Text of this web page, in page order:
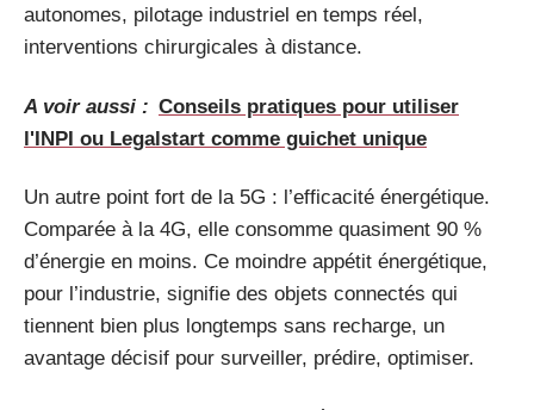
autonomes, pilotage industriel en temps réel,
interventions chirurgicales à distance.
A voir aussi : Conseils pratiques pour utiliser
l'INPI ou Legalstart comme guichet unique
Un autre point fort de la 5G : l’efficacité énergétique.
Comparée à la 4G, elle consomme quasiment 90 %
d’énergie en moins. Ce moindre appétit énergétique,
pour l’industrie, signifie des objets connectés qui
tiennent bien plus longtemps sans recharge, un
avantage décisif pour surveiller, prédire, optimiser.